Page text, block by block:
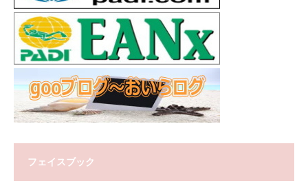
フェイスブック